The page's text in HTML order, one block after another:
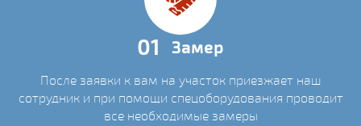
01 Замер
После заявки к вам на участок приезжает наш
сотрудник и при помощи спецоборудования проводит
все необходимые замеры